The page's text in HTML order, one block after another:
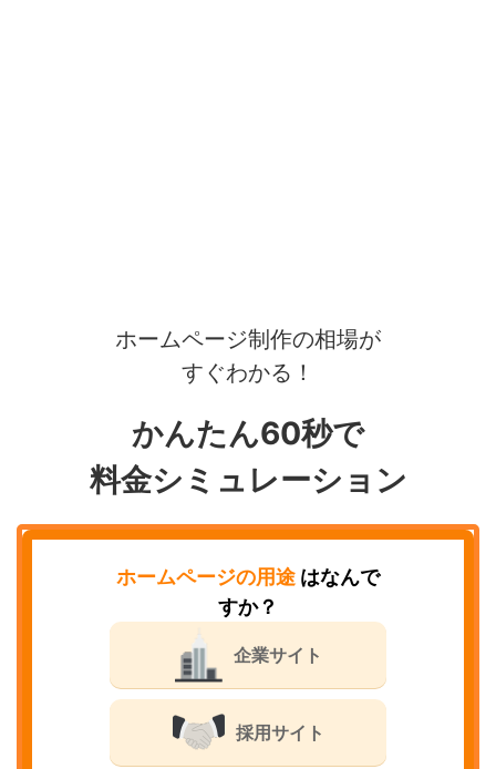
ホームページ制作の相場が
すぐわかる！
かんたん60秒で
料金シミュレーション
ホームページの用途 はなんで
すか？
企業サイト
採用サイト